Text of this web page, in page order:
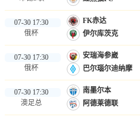
07-30 17:30
俄杯
FK赤达
伊尔库茨克
07-30 17:30
俄杯
安瑞海参崴
巴尔瑙尔迪纳摩
07-30 17:30
澳足总
南墨尔本
阿德莱德联